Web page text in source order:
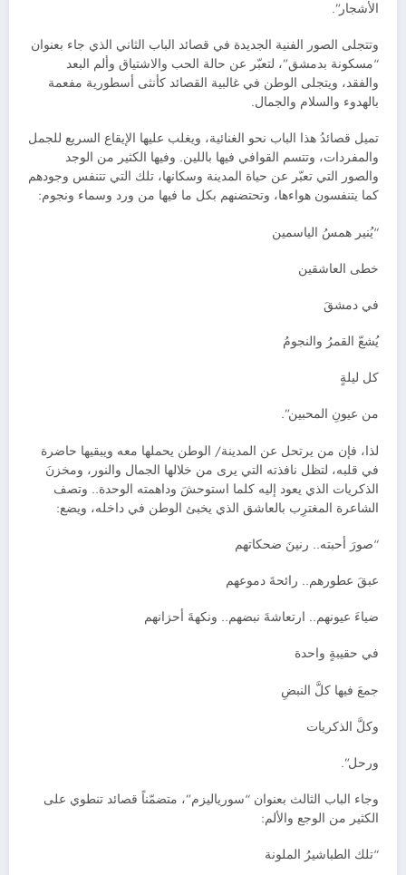
الأشجار”.
وتتجلى الصور الفنية الجديدة في قصائد الباب الثاني الذي جاء بعنوان
“مسكونة بدمشق”، لتعبّر عن حالة الحب والاشتياق وألم البعد
والفقد، ويتجلى الوطن في غالبية القصائد كأنثى أسطورية مفعمة
بالهدوء والسلام والجمال.
تميل قصائدُ هذا الباب نحو الغنائية، ويغلب عليها الإيقاع السريع للجمل
والمفردات، وتتسم القوافي فيها باللين. وفيها الكثير من الوجد
والصور التي تعبّر عن حياة المدينة وسكانها، تلك التي تتنفس وجودهم
كما يتنفسون هواءها، وتحتضنهم بكل ما فيها من ورد وسماء ونجوم:
“يُنير همسُ الياسمين
خطى العاشقين
في دمشقَ
يُشعّ القمرُ والنجومُ
كل ليلةٍ
من عيونِ المحبين”.
لذا، فإن من يرتحل عن المدينة/ الوطن يحملها معه ويبقيها حاضرة
في قلبه، لتظل نافذته التي يرى من خلالها الجمال والنور، ومخزنَ
الذكريات الذي يعود إليه كلما استوحشَ وداهمته الوحدة.. وتصف
الشاعرة المغترِب بالعاشق الذي يخبئ الوطن في داخله، ويضع:
“صورَ أحبته.. رنينَ ضحكاتهم
عبقَ عطورهم.. رائحةَ دموعهم
ضياءَ عيونهم.. ارتعاشةَ نبضهم.. ونكهةَ أحزانهم
في حقيبةٍ واحدة
جمعَ فيها كلَّ النبضِ
وكلَّ الذكريات
ورحل”.
وجاء الباب الثالث بعنوان “سورياليزم”، متضمّناً قصائد تنطوي على
الكثير من الوجع والألم:
“تلك الطباشيرُ الملونة